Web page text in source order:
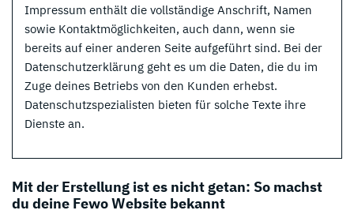
Impressum enthält die vollständige Anschrift, Namen
sowie Kontaktmöglichkeiten, auch dann, wenn sie
bereits auf einer anderen Seite aufgeführt sind. Bei der
Datenschutzerklärung geht es um die Daten, die du im
Zuge deines Betriebs von den Kunden erhebst.
Datenschutzspezialisten bieten für solche Texte ihre
Dienste an.
Mit der Erstellung ist es nicht getan: So machst
du deine Fewo Website bekannt